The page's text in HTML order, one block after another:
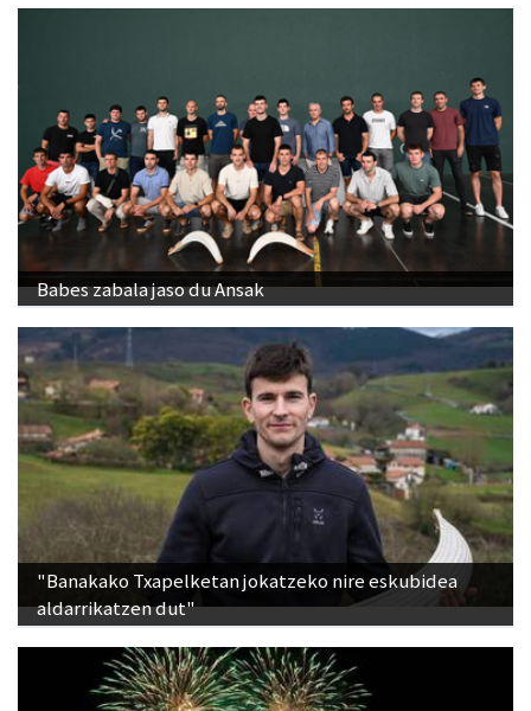
Babes zabala jaso du Ansak
"Banakako Txapelketan jokatzeko nire eskubidea
aldarrikatzen dut"